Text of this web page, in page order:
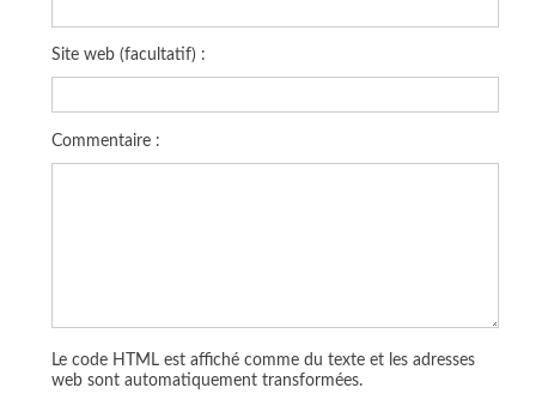
Site web (facultatif) :
Commentaire :
Le code HTML est affiché comme du texte et les adresses
web sont automatiquement transformées.